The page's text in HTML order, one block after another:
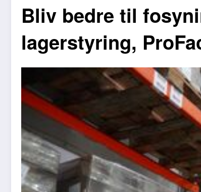
Bliv bedre til
lagerstyring,